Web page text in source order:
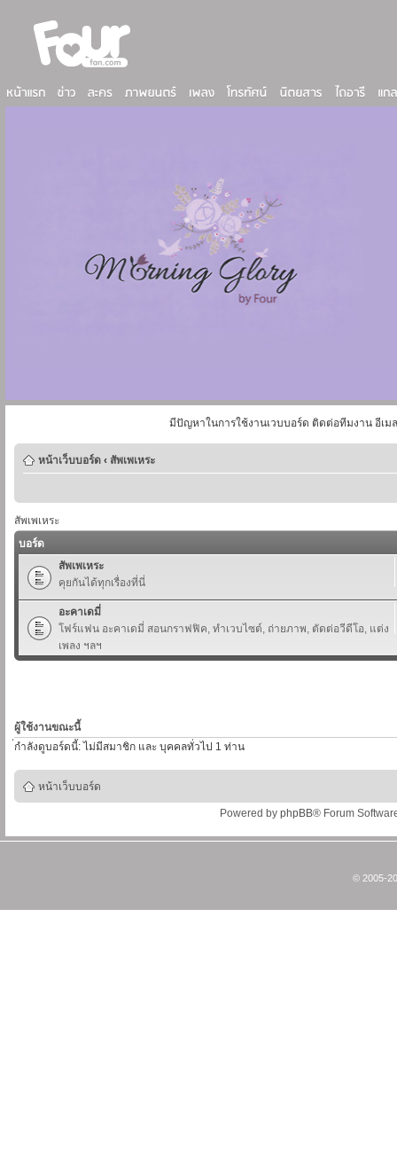
มีปัญหาในการใช้งานเวบบอร์ด ติดต่อทีมงาน อีเม
หน้าเว็บบอร์ด ‹ สัพเพเหระ
สัพเพเหระ
บอร์ด
สัพเพเหระ
คุยกันได้ทุกเรื่องที่นี่
อะคาเดมี่
โฟร์แฟน อะคาเดมี่ สอนกราฟฟิค, ทำเวบไซต์, ถ่ายภาพ, ตัดต่อวีดีโอ, แต่ง
เพลง ฯลฯ
ผู้ใช้งานขณะนี้
่กำลังดูบอร์ดนี้: ไม่มีสมาชิก และ บุคคลทั่วไป 1 ท่าน
หน้าเว็บบอร์ด
Powered by phpBB® Forum
© 2005-